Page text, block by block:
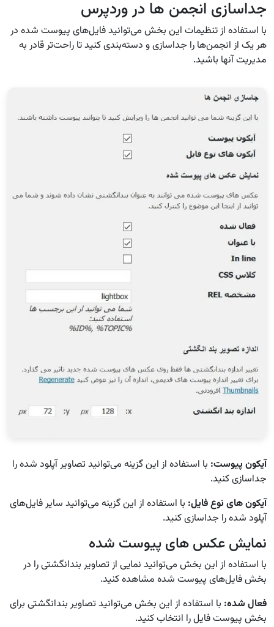
جداسازی انجمن ها در وردپرس
با استفاده از تنظیمات این بخش می‌توانید فایل‌های پیوست شده در
هر یک از انجمن‌ها را جداسازی و دسته‌بندی کنید تا راحت‌تر قادر به
مدیریت آنها باشید.
آیکون پیوست: با استفاده از این گزینه می‌توانید تصاویر آپلود شده را
جداسازی کنید.
آیکون های نوع فایل: با استفاده از این گزینه می‌توانید سایر فایل‌های
آپلود شده را جداسازی کنید.
نمایش عکس های پیوست شده
با استفاده از این بخش می‌توانید نمایی از تصاویر بندانگشتی را در
بخش فایل‌های پیوست شده مشاهده کنید.
فعال شده: با استفاده از این بخش می‌توانید تصاویر بندانگشتی برای
بخش پیوست فایل را انتخاب کنید.